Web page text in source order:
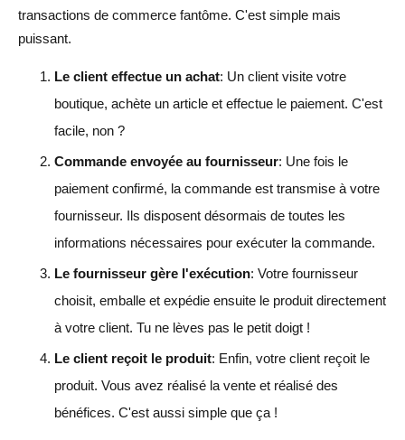
transactions de commerce fantôme. C'est simple mais
puissant.
Le client effectue un achat: Un client visite votre
boutique, achète un article et effectue le paiement. C'est
facile, non ?
Commande envoyée au fournisseur: Une fois le
paiement confirmé, la commande est transmise à votre
fournisseur. Ils disposent désormais de toutes les
informations nécessaires pour exécuter la commande.
Le fournisseur gère l'exécution: Votre fournisseur
choisit, emballe et expédie ensuite le produit directement
à votre client. Tu ne lèves pas le petit doigt !
Le client reçoit le produit: Enfin, votre client reçoit le
produit. Vous avez réalisé la vente et réalisé des
bénéfices. C'est aussi simple que ça !